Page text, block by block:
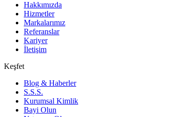
Hakkımızda
Hizmetler
Markalarımız
Referanslar
Kariyer
İletişim
Keşfet
Blog & Haberler
S.S.S.
Kurumsal Kimlik
Bayi Olun